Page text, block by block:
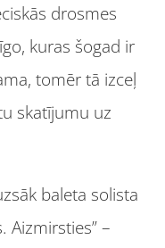
drosmes
kuras šogad ir
tomēr tā izceļ
skatījumu uz
baleta solista
Aizmirsties” –